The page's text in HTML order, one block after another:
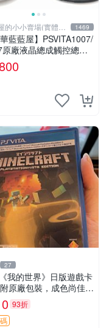
的小小賣場(實體店 1469
華藍藍屋】PSVITA1007/
廠液晶總成觸控總成
更換液晶破裂觸控不良不
通通幫您修到好~
27
我的世界》日版遊戲卡
原廠包裝，成色尚佳，
完好，嚴選推薦給喜愛冒
家，同城交易，無退無
世界 PS4 游戲 卡帶
93折